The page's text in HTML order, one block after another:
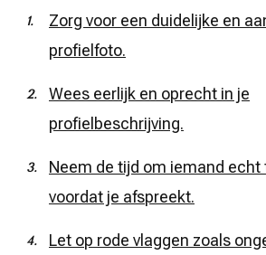
Zorg voor een duidelijke en
profielfoto.
Wees eerlijk en oprecht in je
profielbeschrijving.
Neem de tijd om iemand echt
voordat je afspreekt.
Let op rode vlaggen zoals